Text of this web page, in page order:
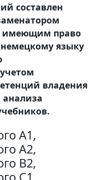
составлен
имеющим право
языку
владения
A1,
A2,
B2,
C1,